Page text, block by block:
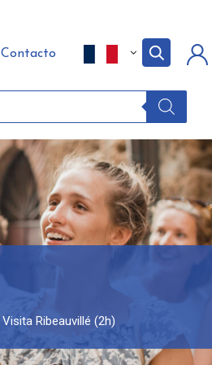
Contacto
Visita Ribeauvillé (2h)